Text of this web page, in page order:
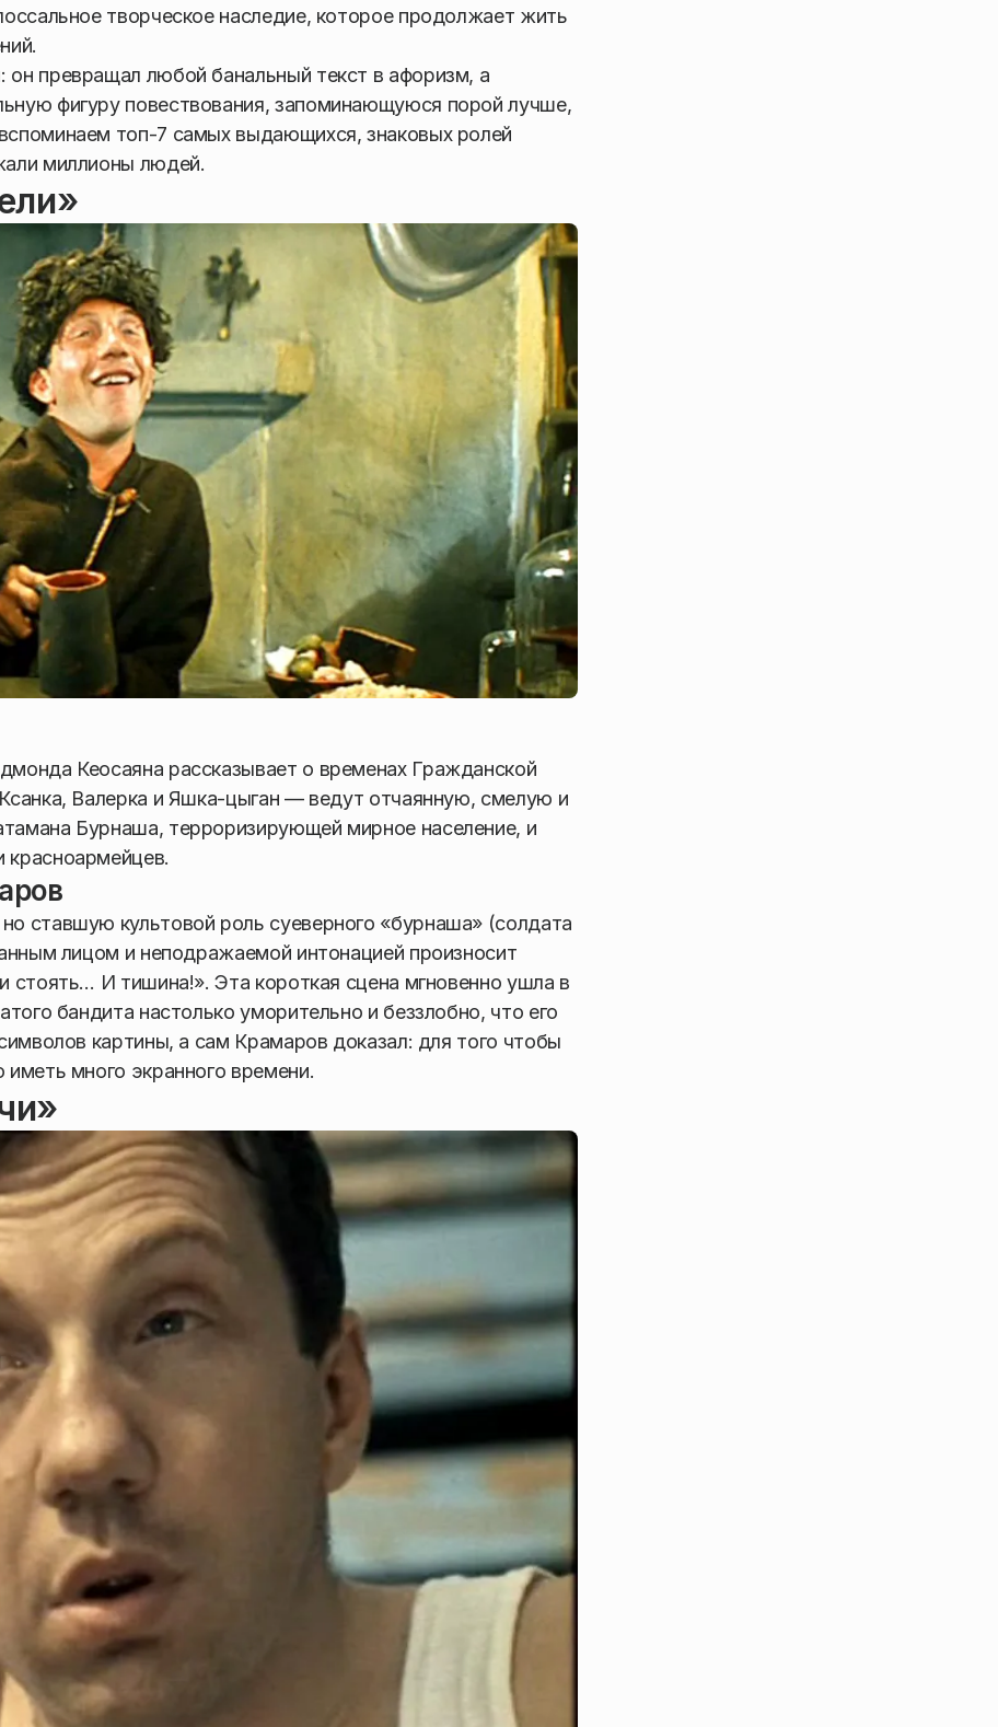
творческое наследие, которое продолжает жить
превращал любой банальный текст в афоризм, а
фигуру повествования, запоминающуюся порой лучше,
топ-7 самых выдающихся, знаковых ролей
миллионы людей.
Кеосаяна рассказывает о временах Гражданской
Валерка и Яшка-цыган — ведут отчаянную, смелую и
Бурнаша, терроризирующей мирное население, и
красноармейцев.
ставшую культовой роль суеверного «бурнаша» (солдата
лицом и неподражаемой интонацией произносит
стоять… И тишина!». Эта короткая сцена мгновенно ушла в
бандита настолько уморительно и беззлобно, что его
картины, а сам Крамаров доказал: для того чтобы
много экранного времени.